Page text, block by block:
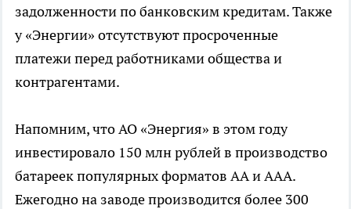
задолженности по банковским кредитам. Также
у «Энергии» отсутствуют просроченные
платежи перед работниками общества и
контрагентами.
Напомним, что АО «Энергия» в этом году
инвестировало 150 млн рублей в производство
батареек популярных форматов АА и ААА.
Ежегодно на заводе производится более 300